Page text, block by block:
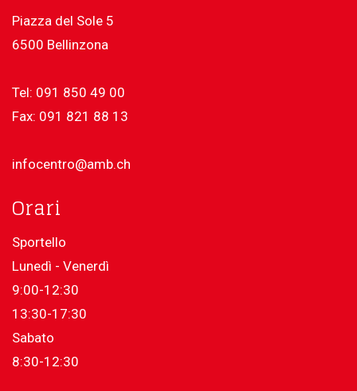
Piazza del Sole 5
6500 Bellinzona
Tel: 091 850 49 00
Fax: 091 821 88 13
infocentro@amb.ch
Orari
Sportello
Lunedì - Venerdì
9:00-12:30
13:30-17:30
Sabato
8:30-12:30